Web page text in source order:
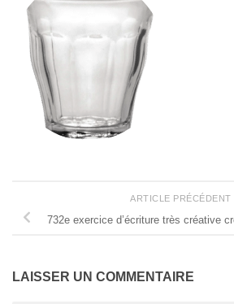
ARTICLE PRÉCÉDENT
732e exercice d’écriture très créative
LAISSER UN COMMENTAIRE